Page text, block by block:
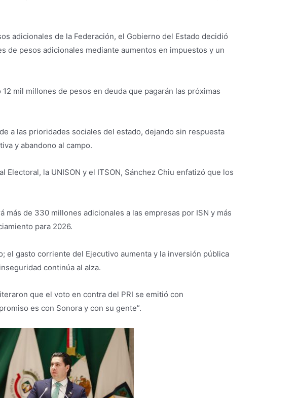
adicionales de la Federación, el Gobierno del Estado decidió
de pesos adicionales mediante aumentos en impuestos y un
mil millones de pesos en deuda que pagarán las próximas
a las prioridades sociales del estado, dejando sin respuesta
y abandono al campo.
la UNISON y el ITSON, Sánchez Chiu enfatizó que los
más de 330 millones adicionales a las empresas por ISN y más
para 2026.
el gasto corriente del Ejecutivo aumenta y la inversión pública
continúa al alza.
que el voto en contra del PRI se emitió con
es con Sonora y con su gente”.